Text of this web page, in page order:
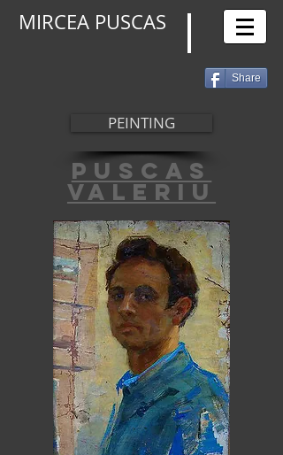
MIRCEA PUSCAS
Share
PEINTING
puscas
valeriu